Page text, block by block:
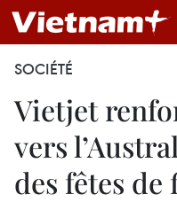
SOCIÉTÉ
Vietjet
vers
des fêtes de